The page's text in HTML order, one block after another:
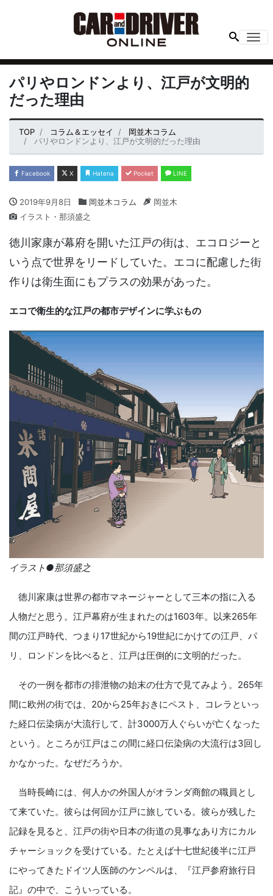
パリやロンドンより、江戸が文明的
だった理由
TOP コラム＆エッセイ
岡並木コラム
パリやロンドンより、江戸が文明的だった理由
Facebook X Hatena Pocket LINE
2019年9月8日 岡並木コラム
岡並木
イラスト・那須盛之
徳川家康が幕府を開いた江戸の街は、エコロジーと
いう点で世界をリードしていた。エコに配慮した街
作りは衛生面にもプラスの効果があった。
エコで衛生的な江戸の都市デザインに学ぶもの
イラスト●那須盛之
徳川家康は世界の都市マネージャーとして三本の指に入る
人物だと思う。江戸幕府が生まれたのは1603年。以来265年
間の江戸時代、つまり17世紀から19世紀にかけての江戸、パ
リ、ロンドンを比べると、江戸は圧倒的に文明的だった。
その一例を都市の排泄物の始末の仕方で見てみよう。265年
間に欧州の街では、20から25年おきにペスト、コレラといっ
た経口伝染病が大流行して、計3000万人ぐらいが亡くなった
という。ところが江戸はこの間に経口伝染病の大流行は3回し
かなかった。なぜだろうか。
当時長崎には、何人かの外国人がオランダ商館の職員とし
て来ていた。彼らは何回か江戸に旅している。彼らが残した
記録を見ると、江戸の街や日本の街道の見事なあり方にカル
チャーショックを受けている。たとえば十七世紀後半に江戸
にやってきたドイツ人医師のケンペルは、『江戸参府旅行日
記』の中で、こういっている。